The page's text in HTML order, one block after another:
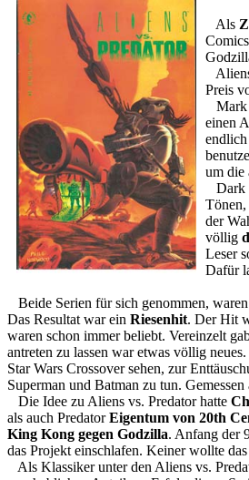
Als
Preis
Mark
einen
um die
Dark
Tönen,
der
völlig
Leser
Dafür
Beide Serien für sich genommen,
Das Resultat war ein Riesenhit. Der Hit
waren schon immer beliebt. Vereinzelt
antreten zu lassen war etwas völlig
Star Wars Crossover sehen, zur
Superman und Batman zu tun.
Die Idee zu Aliens vs. Predator hatte
als auch PredatorEigentum von 20th
King Kong gegen Godzilla. Anfang der
das Projekt einschlafen. Keiner wollte
Als Klassiker unter den Aliens vs.